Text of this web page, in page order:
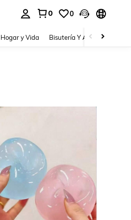
0 0
Hogar y Vida Bisutería Y Accesorios